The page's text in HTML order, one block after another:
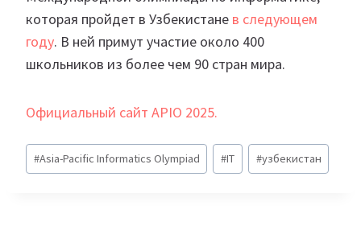
которая пройдет в Узбекистане в следующем
году. В ней примут участие около 400
школьников из более чем 90 стран мира.
Официальный сайт APIO 2025.
Метки
записи:
#Asia-Pacific Informatics Olympiad #IT #узбекистан